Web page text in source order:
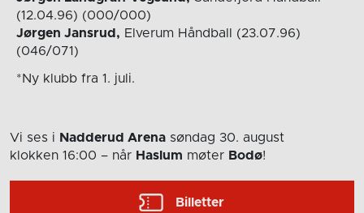
(12.04.96) (000/000)
Jørgen Jansrud, Elverum Håndball (23.07.96)
(046/071)
*Ny klubb fra 1. juli.
Vi ses i Nadderud Arena søndag 30. august
klokken 16:00 – når Haslum møter Bodø!
Billetter